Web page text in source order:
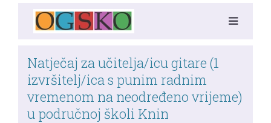
Natječaj za učitelja/icu gitare (1
izvršitelj/ica s punim radnim
vremenom na neodređeno vrijeme)
u područnoj školi Knin